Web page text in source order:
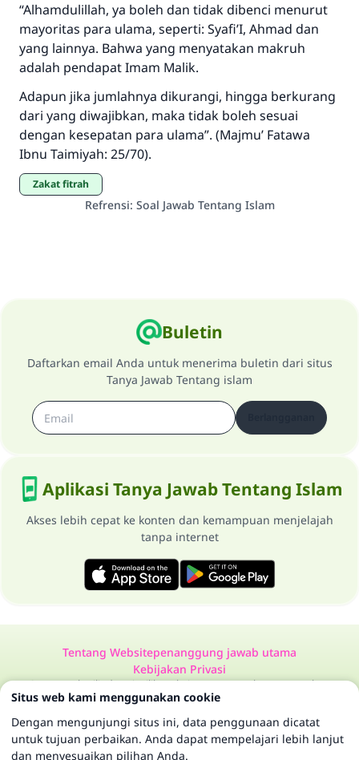
“Alhamdulillah, ya boleh dan tidak dibenci menurut
mayoritas para ulama, seperti: Syafi’I, Ahmad dan
yang lainnya. Bahwa yang menyatakan makruh
adalah pendapat Imam Malik.
Adapun jika jumlahnya dikurangi, hingga berkurang
dari yang diwajibkan, maka tidak boleh sesuai
dengan kesepatan para ulama”. (Majmu’ Fatawa
Ibnu Taimiyah: 25/70).
zakat fitrah
Refrensi: Soal Jawab Tentang Islam
Buletin
Daftarkan email Anda untuk menerima buletin dari situs
Tanya Jawab Tentang islam
Aplikasi Tanya Jawab Tentang Islam
Akses lebih cepat ke konten dan kemampuan menjelajah
tanpa internet
Tentang Websitepenanggung jawab utama
Kebijakan Privasi
Semua Hak Dilindungi Milik Website Tanya Jawab Tentang Islam
1997-2025 ©
Bantu kami dalam memberikan jawaban untuk umat
Rasulullah ﷺ bersabda
"Siapa yang menunjukkan suatu kebaikan,
meka dia akan mendapatkan pahala yang
sama dengan orang yang melakukannya"
MUSLIM, 1893
Situs web kami menggunakan cookie
Dengan mengunjungi situs ini, data penggunaan dicatat
untuk tujuan perbaikan. Anda dapat mempelajari lebih lanjut
dan menyesuaikan pilihan Anda.